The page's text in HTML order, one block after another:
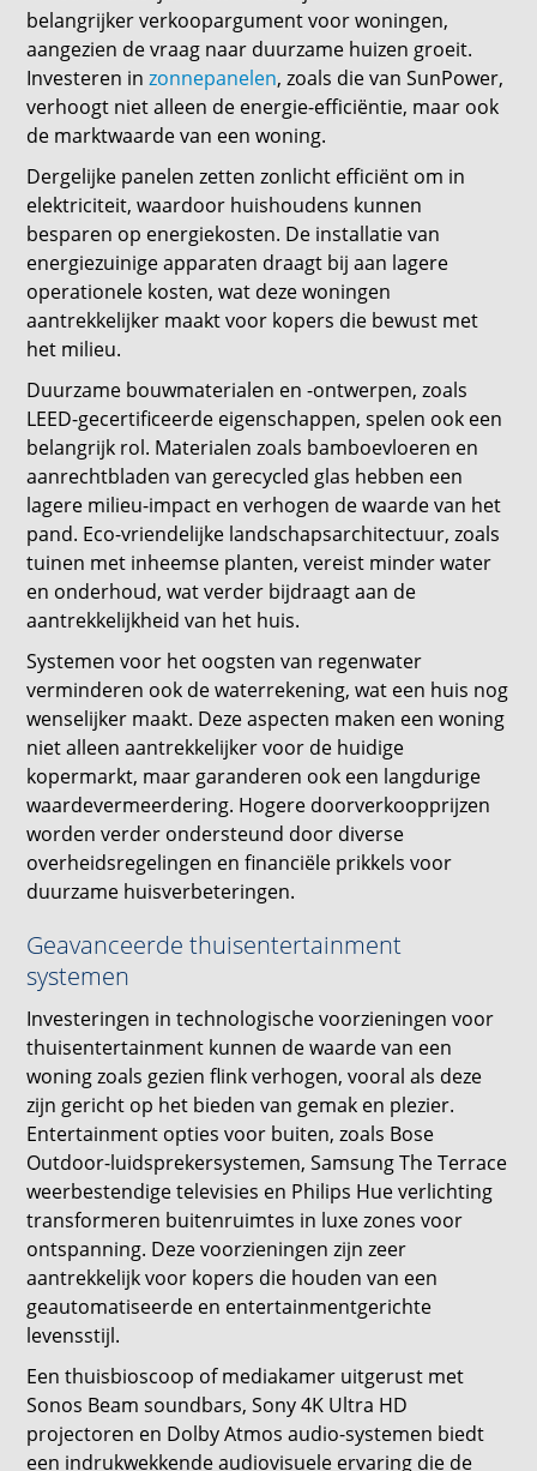
belangrijker verkoopargument voor woningen,
aangezien de vraag naar duurzame huizen groeit.
Investeren inzonnepanelen, zoals die van SunPower,
verhoogt niet alleen de energie-efficiëntie, maar ook
de marktwaarde van een woning.
Dergelijke panelen zetten zonlicht efficiënt om in
elektriciteit, waardoor huishoudens kunnen
besparen op energiekosten. De installatie van
energiezuinige apparaten draagt bij aan lagere
operationele kosten, wat deze woningen
aantrekkelijker maakt voor kopers die bewust met
het milieu.
Duurzame bouwmaterialen en -ontwerpen, zoals
LEED-gecertificeerde eigenschappen, spelen ook een
belangrijk rol. Materialen zoals bamboevloeren en
aanrechtbladen van gerecycled glas hebben een
lagere milieu-impact en verhogen de waarde van het
pand. Eco-vriendelijke landschapsarchitectuur, zoals
tuinen met inheemse planten, vereist minder water
en onderhoud, wat verder bijdraagt aan de
aantrekkelijkheid van het huis.
Systemen voor het oogsten van regenwater
verminderen ook de waterrekening, wat een huis nog
wenselijker maakt. Deze aspecten maken een woning
niet alleen aantrekkelijker voor de huidige
kopermarkt, maar garanderen ook een langdurige
waardevermeerdering. Hogere doorverkoopprijzen
worden verder ondersteund door diverse
overheidsregelingen en financiële prikkels voor
duurzame huisverbeteringen.
Geavanceerde thuisentertainment
systemen
Investeringen in technologische voorzieningen voor
thuisentertainment kunnen de waarde van een
woning zoals gezien flink verhogen, vooral als deze
zijn gericht op het bieden van gemak en plezier.
Entertainment opties voor buiten, zoals Bose
Outdoor-luidsprekersystemen, Samsung The Terrace
weerbestendige televisies en Philips Hue verlichting
transformeren buitenruimtes in luxe zones voor
ontspanning. Deze voorzieningen zijn zeer
aantrekkelijk voor kopers die houden van een
geautomatiseerde en entertainmentgerichte
levensstijl.
Een thuisbioscoop of mediakamer uitgerust met
Sonos Beam soundbars, Sony 4K Ultra HD
projectoren en Dolby Atmos audio-systemen biedt
een indrukwekkende audiovisuele ervaring die de